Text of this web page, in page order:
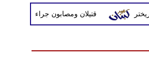
قتيلان ومصابون جراء 14 غارة إسرائيلية على شرق وجنوب لبنان